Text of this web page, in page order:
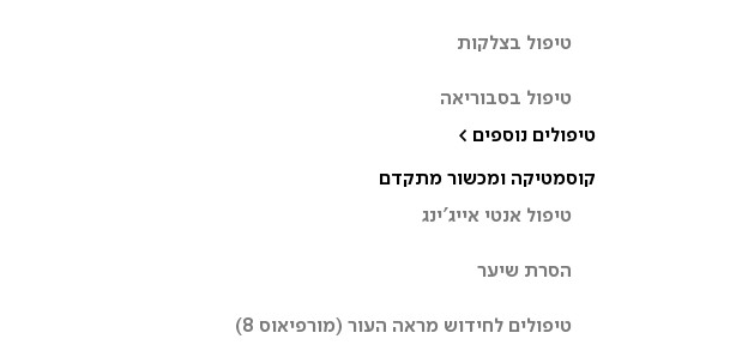
טיפול בצלקות
טיפול בסבוריאה
טיפולים נוספים >
קוסמטיקה ומכשור מתקדם
טיפול אנטי אייג’ינג
הסרת שיער
טיפולים לחידוש מראה העור (מורפיאוס 8)